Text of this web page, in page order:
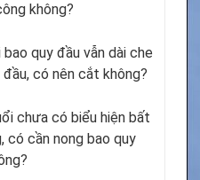
không?
quy đầu vẫn dài che
đầu, có nên cắt không?
chưa có biểu hiện bất
có cần nong bao quy